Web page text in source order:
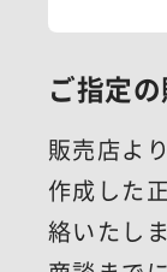
ご指定
販売店よ
作成した
絡いたしま